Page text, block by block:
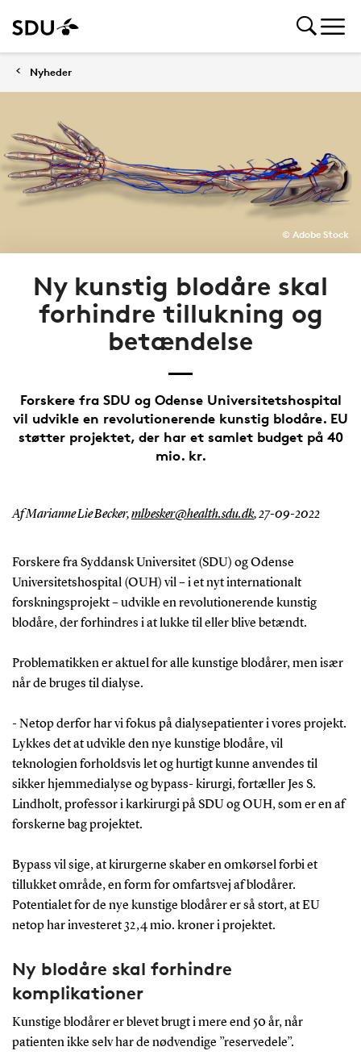
Nyheder
© Adobe Stock
Ny kunstig blodåre skal
forhindre tillukning og
betændelse
Forskere fra SDU og Odense Universitetshospital
vil udvikle en revolutionerende kunstig blodåre. EU
støtter projektet, der har et samlet budget på 40
mio. kr.
Af Marianne Lie Becker,mlbesker@health.sdu.dk,27-09-2022
Forskere fra Syddansk Universitet (SDU) og Odense
Universitetshospital (OUH) vil – i et nyt internationalt
forskningsprojekt – udvikle en revolutionerende kunstig
blodåre, der forhindres i at lukke til eller blive betændt.
Problematikken er aktuel for alle kunstige blodårer, men især
når de bruges til dialyse.
- Netop derfor har vi fokus på dialysepatienter i vores projekt.
Lykkes det at udvikle den nye kunstige blodåre, vil
teknologien forholdsvis let og hurtigt kunne anvendes til
sikker hjemmedialyse og bypass- kirurgi, fortæller Jes S.
Lindholt, professor i karkirurgi på SDU og OUH, som er en af
forskerne bag projektet.
Bypass vil sige, at kirurgerne skaber en omkørsel forbi et
tillukket område, en form for omfartsvej af blodårer.
Potentialet for de nye kunstige blodårer er så stort, at EU
netop har investeret 32,4 mio. kroner i projektet.
Ny blodåre skal forhindre
komplikationer
Kunstige blodårer er blevet brugt i mere end 50 år, når
patienten ikke selv har de nødvendige ”reservedele”.